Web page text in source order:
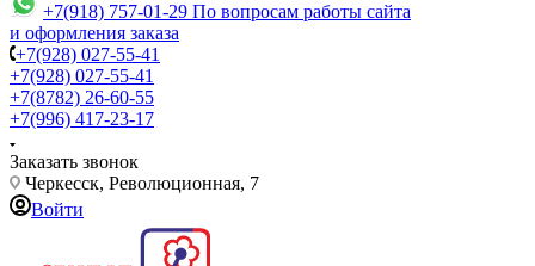
+7(918) 757-01-29 По вопросам работы сайта
и оформления заказа
+7(928) 027-55-41
+7(928) 027-55-41
+7(8782) 26-60-55
+7(996) 417-23-17
Заказать звонок
Черкесск, Революционная, 7
Войти